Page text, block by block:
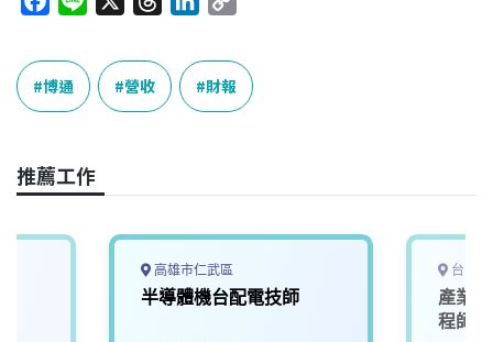
c
e
b
o
k
e
e
a
n
k
e
n
p
L
k
博通 營收 財報
推薦工作
高雄市仁武區
半導體機台配電技師
台中
產業
程師